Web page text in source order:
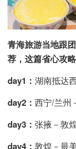
青海旅游当地跟
荐，这篇省心攻
day1： 湖南抵达
day2： 西宁/兰州
day3： 张掖－敦
day4： 敦煌－最